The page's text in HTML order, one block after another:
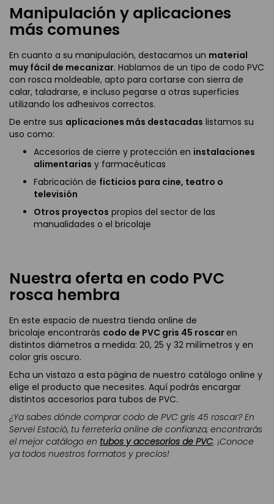
Manipulación y aplicaciones
más comunes
En cuanto a su manipulación, destacamos un material
muy fácil de mecanizar. Hablamos de un tipo de codo PVC
con rosca moldeable, apto para cortarse con sierra de
calar, taladrarse, e incluso pegarse a otras superficies
utilizando los adhesivos correctos.
De entre sus aplicaciones más destacadas listamos su
uso como:
Accesorios de cierre y protección en instalaciones
alimentarias y farmacéuticas
Fabricación de ficticios para cine, teatro o
televisión
Otros proyectos propios del sector de las
manualidades o el bricolaje
Nuestra oferta en codo PVC
rosca hembra
En este espacio de nuestra tienda online de
bricolaje encontrarás codo de PVC gris 45 roscaren
distintos diámetros a medida: 20, 25 y 32 milímetros y en
color gris oscuro.
Echa un vistazo a esta página de nuestro catálogo online y
elige el producto que necesites. Aquí podrás encargar
distintos accesorios para tubos de PVC.
¿Ya sabes dónde comprar codo de PVC gris 45 roscar? En
Servei Estació, tu ferretería online de confianza, encontrarás
el mejor catálogo en tubos y accesorios de PVC. ¡Conoce
ya todos nuestros formatos y precios!